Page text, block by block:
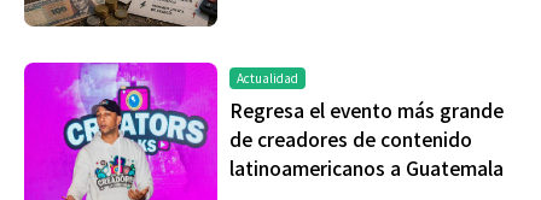
Actualidad
Regresa el evento más grande
de creadores de contenido
latinoamericanos a Guatemala